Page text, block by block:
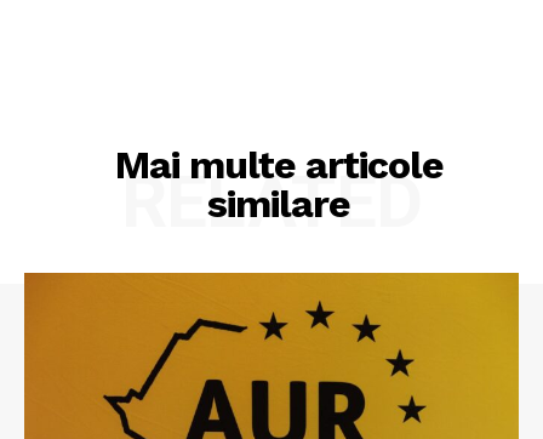
Mai multe articole
similare
RELATED